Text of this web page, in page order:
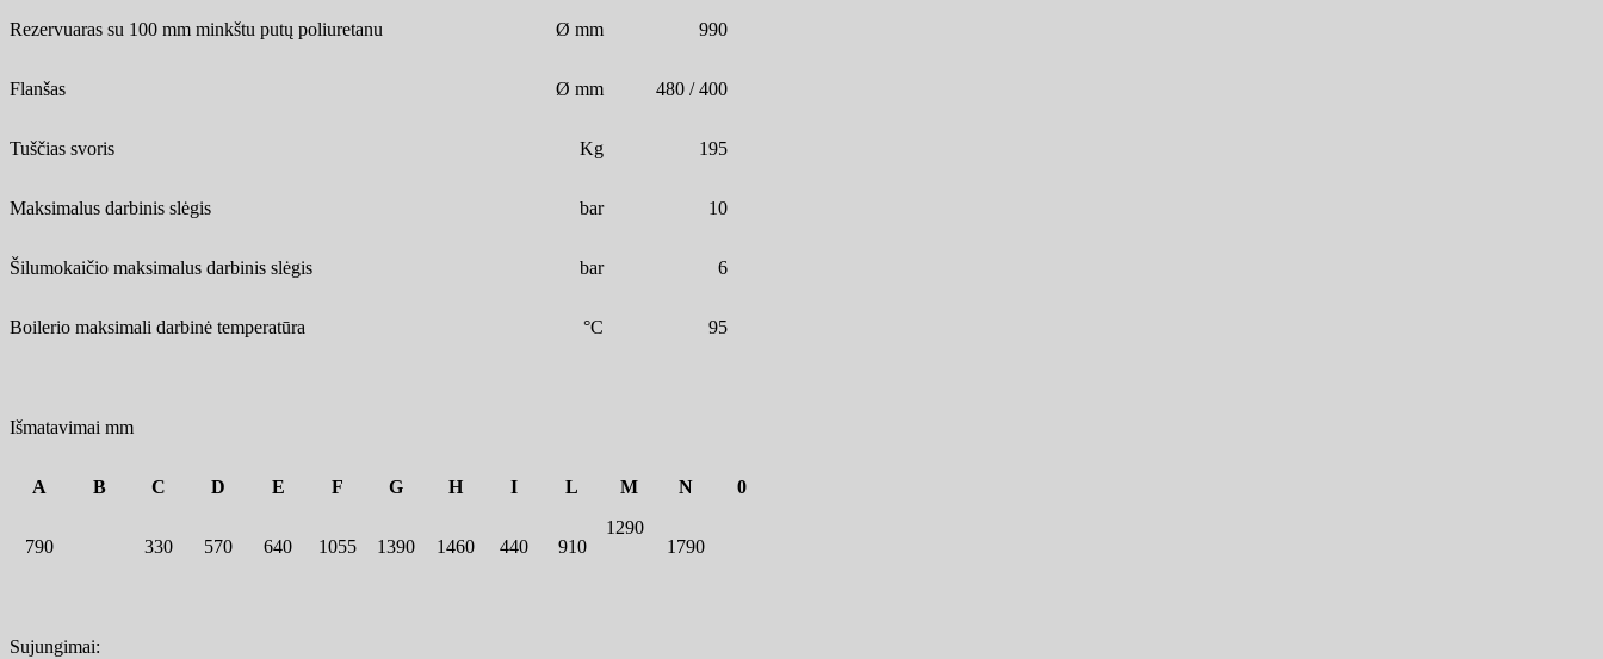
Rezervuaras su 100 mm minkštu putų poliuretanu Ø mm 990
Flanšas Ø mm 480 / 400
Tuščias svoris Kg 195
Maksimalus darbinis slėgis bar 10
Šilumokaičio maksimalus darbinis slėgis bar 6
Boilerio maksimali darbinė temperatūra °C 95
Išmatavimai mm
A B C D E F G H I L M N 0
790 330 570 640 1055 1390 1460 440 910
1290
1790
Sujungimai: